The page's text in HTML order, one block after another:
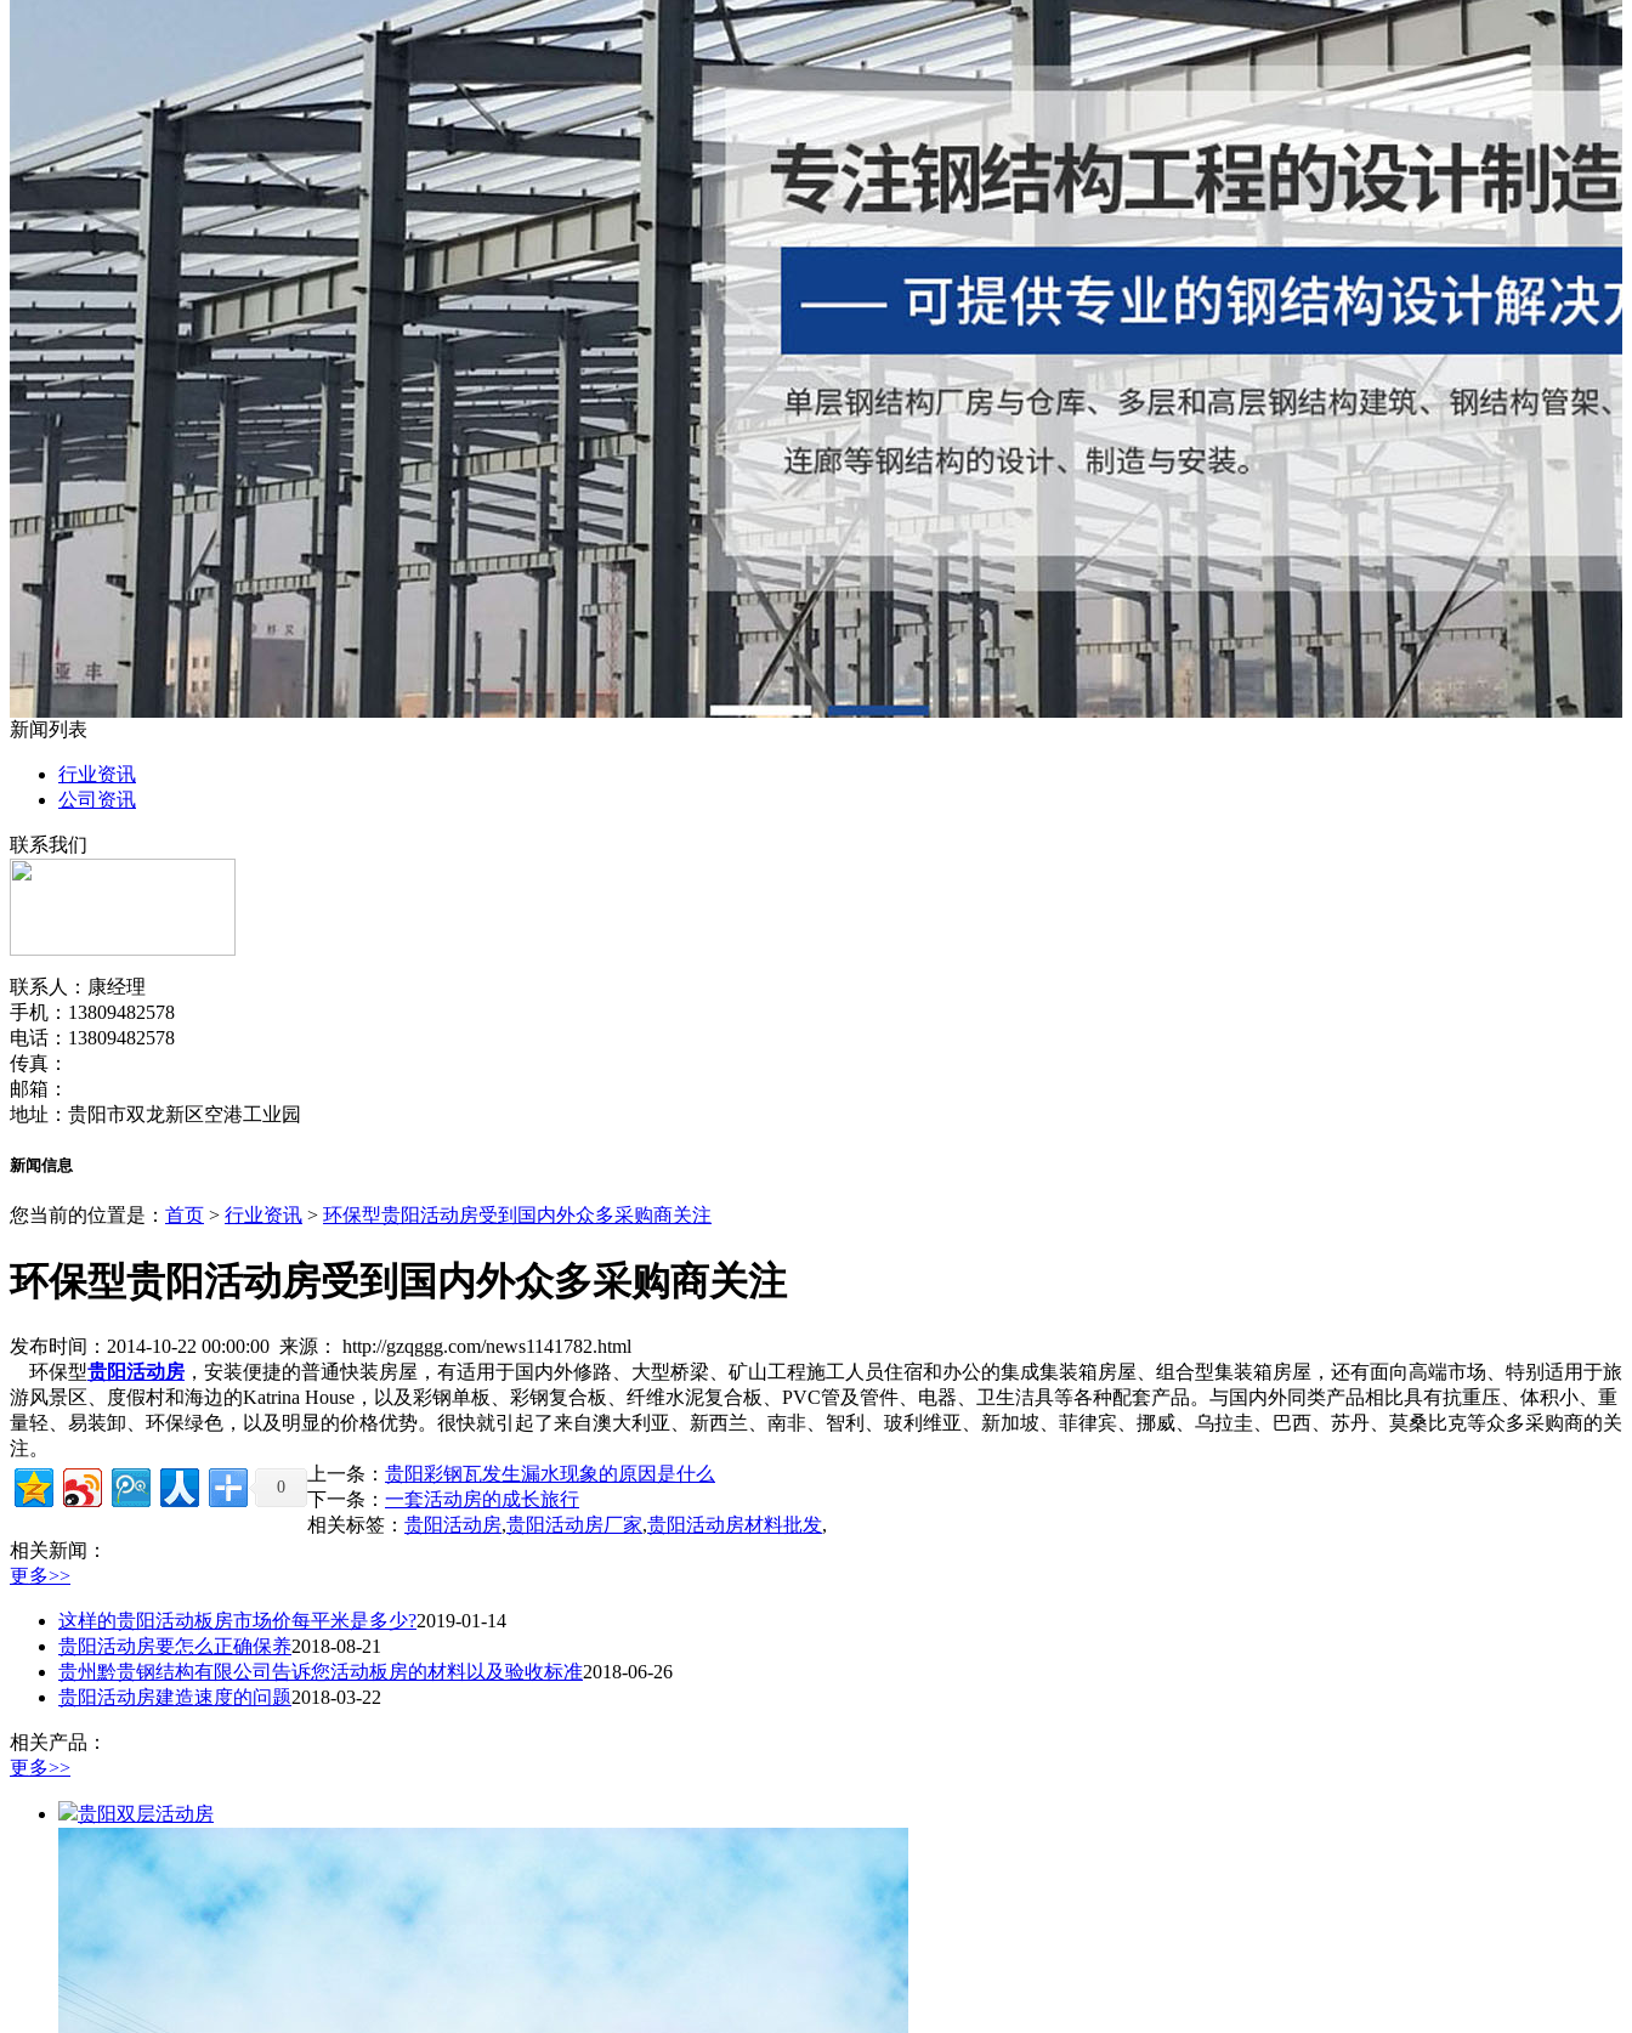
新闻列表
行业资讯
公司资讯
联系我们
联系人：康经理
手机：13809482578
电话：13809482578
传真：
邮箱：
地址：贵阳市双龙新区空港工业园
新闻信息
您当前的位置是： 首页 > 行业资讯 > 环保型贵阳活动房受到国内外众多采购商关注
环保型贵阳活动房受到国内外众多采购商关注
发布时间：2014-10-22 00:00:00 来源： http://gzqggg.com/news1141782.html
环保型贵阳活动房 ，安装便捷的普通快装房屋，有适用于国内外修路、大型桥梁、矿山工程施工人员住宿和办公的集成集装箱房屋、组合型集装箱房屋，还有面向高端市场、特别适用于旅
游风景区、度假村和海边的Katrina House，以及彩钢单板、彩钢复合板、纤维水泥复合板、PVC管及管件、电器、卫生洁具等各种配套产品。与国内外同类产品相比具有抗重压、体积小、重
量轻、易装卸、环保绿色，以及明显的价格优势。很快就引起了来自澳大利亚、新西兰、南非、智利、玻利维亚、新加坡、菲律宾、挪威、乌拉圭、巴西、苏丹、莫桑比克等众多采购商的关
注。
0
上一条： 贵阳彩钢瓦发生漏水现象的原因是什么
下一条： 一套活动房的成长旅行
相关标签： 贵阳活动房,贵阳活动房厂家,贵阳活动房材料批发,
相关新闻：
更多>>
这样的贵阳活动板房市场价每平米是多少?2019-01-14
贵阳活动房要怎么正确保养2018-08-21
贵州黔贵钢结构有限公司告诉您活动板房的材料以及验收标准2018-06-26
贵阳活动房建造速度的问题2018-03-22
相关产品：
更多>>
贵阳双层活动房